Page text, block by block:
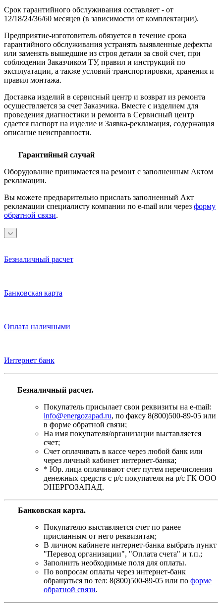
Срок гарантийного обслуживания составляет - от
12/18/24/36/60 месяцев (в зависимости от комплектации).
Предприятие-изготовитель обязуется в течение срока
гарантийного обслуживания устранять выявленные дефекты
или заменять вышедшие из строя детали за свой счет, при
соблюдении Заказчиком ТУ, правил и инструкций по
эксплуатации, а также условий транспортировки, хранения и
правил монтажа.
Доставка изделий в сервисный центр и возврат из ремонта
осуществляется за счет Заказчика. Вместе с изделием для
проведения диагностики и ремонта в Сервисный центр
сдается паспорт на изделие и Заявка-рекламация, содержащая
описание неисправности.
Гарантийный случай
Оборудование принимается на ремонт с заполненным Актом
рекламации.
Вы можете предварительно прислать заполненный Акт
рекламации специалисту компании по e-mail или через форму
обратной связи.
Безналичный расчет
Банковская карта
Оплата наличными
Интернет банк
Безналичный расчет.
Покупатель присылает свои реквизиты на e-mail:
info@energozapad.ru, по факсу 8(800)500-89-05 или
в форме обратной связи;
На имя покупателя/организации выставляется
счет;
Счет оплачивать в кассе через любой банк или
через личный кабинет интернет-банка;
* Юр. лица оплачивают счет путем перечисления
денежных средств с р/с покупателя на р/с ГК ООО
ЭНЕРГОЗАПАД.
Банковская карта.
Покупателю выставляется счет по ранее
присланным от него реквизитам;
В личном кабинете интернет-банка выбрать пункт
"Перевод организации", "Оплата счета" и т.п.;
Заполнить необходимые поля для оплаты.
По вопросам оплаты через интернет-банк
обращаться по тел: 8(800)500-89-05 или по форме
обратной связи.